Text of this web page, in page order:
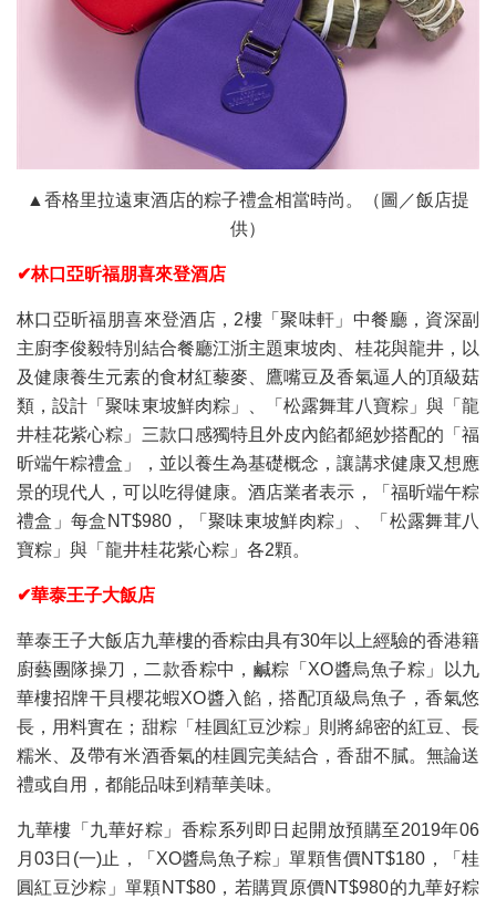
▲香格里拉遠東酒店的粽子禮盒相當時尚。（圖／飯店提
供）
✔林口亞昕福朋喜來登酒店
林口亞昕福朋喜來登酒店，2樓「聚味軒」中餐廳，資深副
主廚李俊毅特別結合餐廳江浙主題東坡肉、桂花與龍井，以
及健康養生元素的食材紅藜麥、鷹嘴豆及香氣逼人的頂級菇
類，設計「聚味東坡鮮肉粽」、「松露舞茸八寶粽」與「龍
井桂花紫心粽」三款口感獨特且外皮內餡都絕妙搭配的「福
昕端午粽禮盒」，並以養生為基礎概念，讓講求健康又想應
景的現代人，可以吃得健康。酒店業者表示，「福昕端午粽
禮盒」每盒NT$980，「聚味東坡鮮肉粽」、「松露舞茸八
寶粽」與「龍井桂花紫心粽」各2顆。
✔華泰王子大飯店
華泰王子大飯店九華樓的香粽由具有30年以上經驗的香港籍
廚藝團隊操刀，二款香粽中，鹹粽「XO醬烏魚子粽」以九
華樓招牌干貝櫻花蝦XO醬入餡，搭配頂級烏魚子，香氣悠
長，用料實在；甜粽「桂圓紅豆沙粽」則將綿密的紅豆、長
糯米、及帶有米酒香氣的桂圓完美結合，香甜不膩。無論送
禮或自用，都能品味到精華美味。
九華樓「九華好粽」香粽系列即日起開放預購至2019年06
月03日(一)止，「XO醬烏魚子粽」單顆售價NT$180，「桂
圓紅豆沙粽」單顆NT$80，若購買原價NT$980的九華好粽